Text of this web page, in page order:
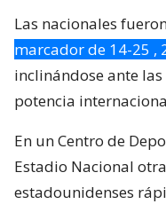
Las nacionales
marcador de 14-25 ,
inclinándose ante
potencia
En un Centro de
Estadio Nacional
estadounidenses